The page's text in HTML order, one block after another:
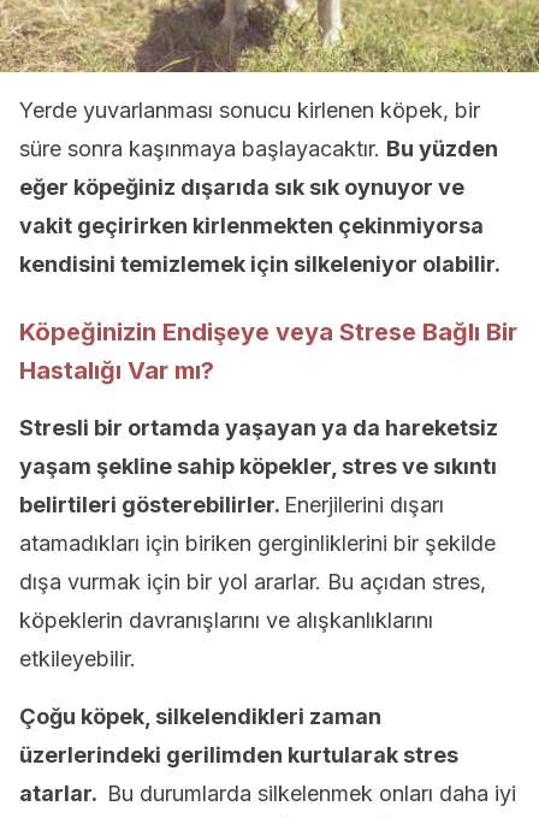
Yerde yuvarlanması sonucu kirlenen köpek, bir
süre sonra kaşınmaya başlayacaktır. Bu yüzden
eğer köpeğiniz dışarıda sık sık oynuyor ve
vakit geçirirken kirlenmekten çekinmiyorsa
kendisini temizlemek için silkeleniyor olabilir.
Köpeğinizin Endişeye veya Strese Bağlı Bir
Hastalığı Var mı?
Stresli bir ortamda yaşayan ya da hareketsiz
yaşam şekline sahip köpekler, stres ve sıkıntı
belirtileri gösterebilirler. Enerjilerini dışarı
atamadıkları için biriken gerginliklerini bir şekilde
dışa vurmak için bir yol ararlar. Bu açıdan stres,
köpeklerin davranışlarını ve alışkanlıklarını
etkileyebilir.
Çoğu köpek, silkelendikleri zaman
üzerlerindeki gerilimden kurtularak stres
atarlar. Bu durumlarda silkelenmek onları daha iyi